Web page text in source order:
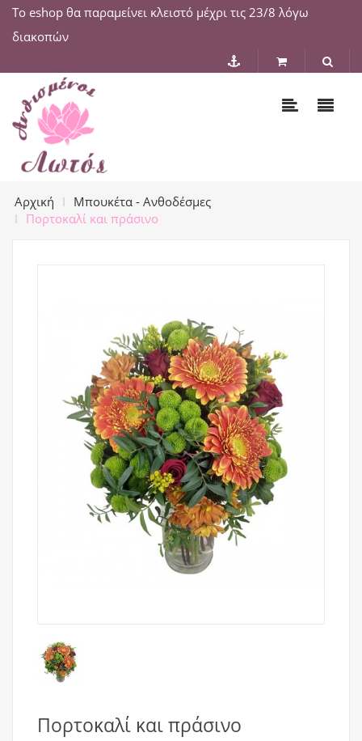
Το eshop θα παραμείνει κλειστό μέχρι τις 23/8 λόγω
διακοπών
Αρχική
Μπουκέτα - Ανθοδέσμες
Πορτοκαλί και πράσινο
Πορτοκαλί και πράσινο